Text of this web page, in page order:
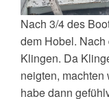
Nach 3/4 des
dem Hobel.
Klingen. Da
neigten, machten
habe dann